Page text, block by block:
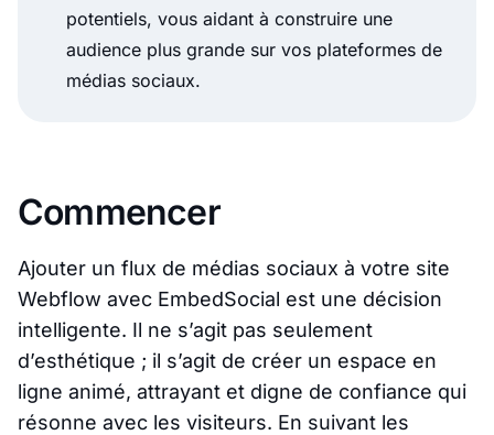
potentiels, vous aidant à construire une
audience plus grande sur vos plateformes de
médias sociaux.
Commencer
Ajouter un flux de médias sociaux à votre site
Webflow avec EmbedSocial est une décision
intelligente. Il ne s’agit pas seulement
d’esthétique ; il s’agit de créer un espace en
ligne animé, attrayant et digne de confiance qui
résonne avec les visiteurs. En suivant les